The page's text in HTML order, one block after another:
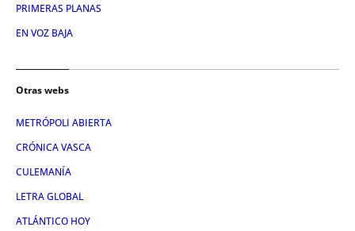
PRIMERAS PLANAS
EN VOZ BAJA
Otras webs
METRÓPOLI ABIERTA
CRÓNICA VASCA
CULEMANÍA
LETRA GLOBAL
ATLÁNTICO HOY